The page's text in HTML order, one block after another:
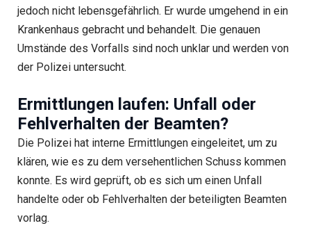
jedoch nicht lebensgefährlich. Er wurde umgehend in ein
Krankenhaus gebracht und behandelt. Die genauen
Umstände des Vorfalls sind noch unklar und werden von
der Polizei untersucht.
Ermittlungen laufen: Unfall oder
Fehlverhalten der Beamten?
Die Polizei hat interne Ermittlungen eingeleitet, um zu
klären, wie es zu dem versehentlichen Schuss kommen
konnte. Es wird geprüft, ob es sich um einen Unfall
handelte oder ob Fehlverhalten der beteiligten Beamten
vorlag.